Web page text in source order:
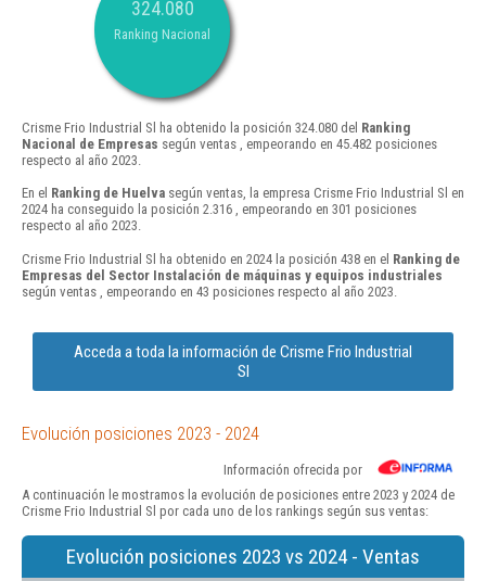
324.080
Ranking Nacional
Crisme Frio Industrial Sl ha obtenido la posición 324.080 del Ranking
Nacional de Empresas según ventas , empeorando en 45.482 posiciones
respecto al año 2023.
En el Ranking de Huelva según ventas, la empresa Crisme Frio Industrial Sl en
2024 ha conseguido la posición 2.316 , empeorando en 301 posiciones
respecto al año 2023.
Crisme Frio Industrial Sl ha obtenido en 2024 la posición 438 en el Ranking de
Empresas del Sector Instalación de máquinas y equipos industriales
según ventas , empeorando en 43 posiciones respecto al año 2023.
Acceda a toda la información de Crisme Frio Industrial
Sl
Evolución posiciones 2023 - 2024
Información ofrecida por
A continuación le mostramos la evolución de posiciones entre 2023 y 2024 de
Crisme Frio Industrial Sl por cada uno de los rankings según sus ventas:
Evolución posiciones 2023 vs 2024 - Ventas